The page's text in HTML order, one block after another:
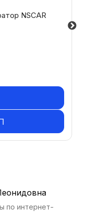
NSCAR
по интернет-